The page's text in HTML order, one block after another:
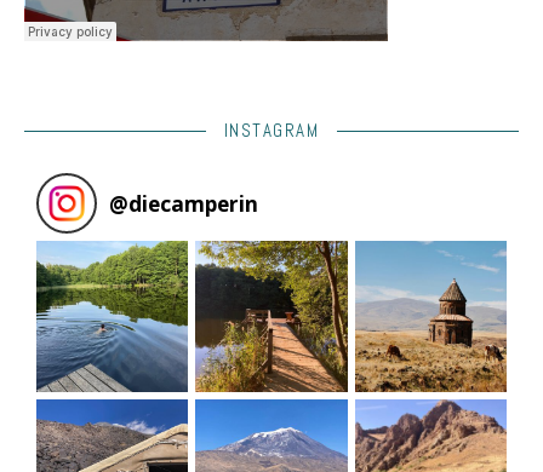
INSTAGRAM
@diecamperin